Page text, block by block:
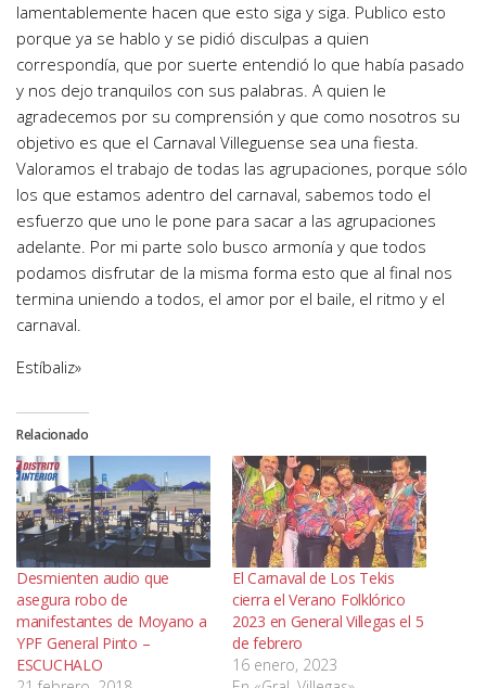
lamentablemente hacen que esto siga y siga. Publico esto
porque ya se hablo y se pidió disculpas a quien
correspondía, que por suerte entendió lo que había pasado
y nos dejo tranquilos con sus palabras. A quien le
agradecemos por su comprensión y que como nosotros su
objetivo es que el Carnaval Villeguense sea una fiesta.
Valoramos el trabajo de todas las agrupaciones, porque sólo
los que estamos adentro del carnaval, sabemos todo el
esfuerzo que uno le pone para sacar a las agrupaciones
adelante. Por mi parte solo busco armonía y que todos
podamos disfrutar de la misma forma esto que al final nos
termina uniendo a todos, el amor por el baile, el ritmo y el
carnaval.
Estíbaliz»
Relacionado
Desmienten audio que
asegura robo de
manifestantes de Moyano a
YPF General Pinto –
ESCUCHALO
El Carnaval de Los Tekis
cierra el Verano Folklórico
2023 en General Villegas el 5
de febrero
16 enero, 2023